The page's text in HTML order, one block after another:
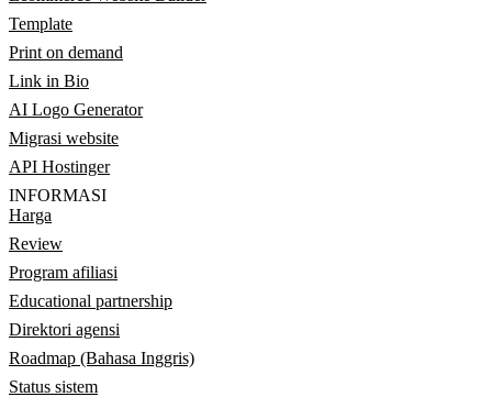
Template
Print on demand
Link in Bio
AI Logo Generator
Migrasi website
API Hostinger
INFORMASI
Harga
Review
Program afiliasi
Educational partnership
Direktori agensi
Roadmap (Bahasa Inggris)
Status sistem